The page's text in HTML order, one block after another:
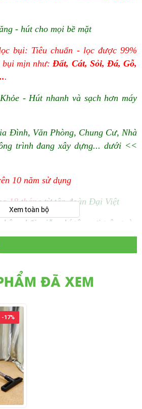
- hút cho mọi bề mặt
bụi: Tiêu chuẩn - lọc được 99%
bụi mịn như:Đất, Cát, Sỏi, Đá, Gỗ,
.
- Hút nhanh và sạch hơn máy
Đình, Văn Phòng, Chung Cư, Nhà
trình đang xây dựng... dưới <<
10 năm sử dụng
18 thángtừ tập đoàn Đại Việt
phối miễn phí tận nơi trên toàn
biết? Sau đây là bảng so sánh
giữa máy hút bụi công nghiệp
Xem toàn bộ
ĐÃ XEM
-17%